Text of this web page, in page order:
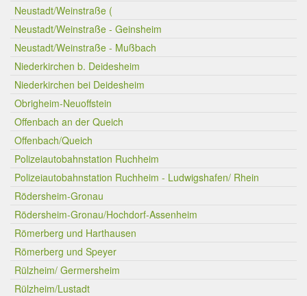
Neustadt/Weinstraße (
Neustadt/Weinstraße - Geinsheim
Neustadt/Weinstraße - Mußbach
Niederkirchen b. Deidesheim
Niederkirchen bei Deidesheim
Obrigheim-Neuoffstein
Offenbach an der Queich
Offenbach/Queich
Polizeiautobahnstation Ruchheim
Polizeiautobahnstation Ruchheim - Ludwigshafen/ Rhein
Rödersheim-Gronau
Rödersheim-Gronau/Hochdorf-Assenheim
Römerberg und Harthausen
Römerberg und Speyer
Rülzheim/ Germersheim
Rülzheim/Lustadt